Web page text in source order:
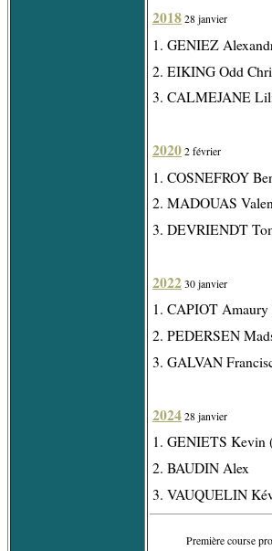
2018 28 janvier
1. GENIEZ
2. EIKING Odd
3. CALMEJANE
2020 2 février
1. COSNEFROY
2. MADOUAS
3. DEVRIENDT
2022 30 janvier
1. CAPIOT
2. PEDERSEN
3. GALVAN
2024 28 janvier
1. GENIETS Kevin
2. BAUDIN Alex
3. VAUQUELIN
Première course